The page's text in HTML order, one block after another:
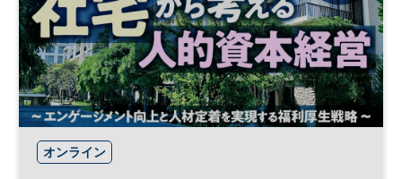
オンライン